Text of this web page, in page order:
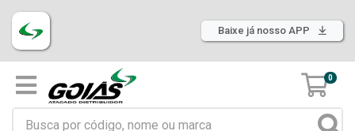
Baixe já nosso APP
0